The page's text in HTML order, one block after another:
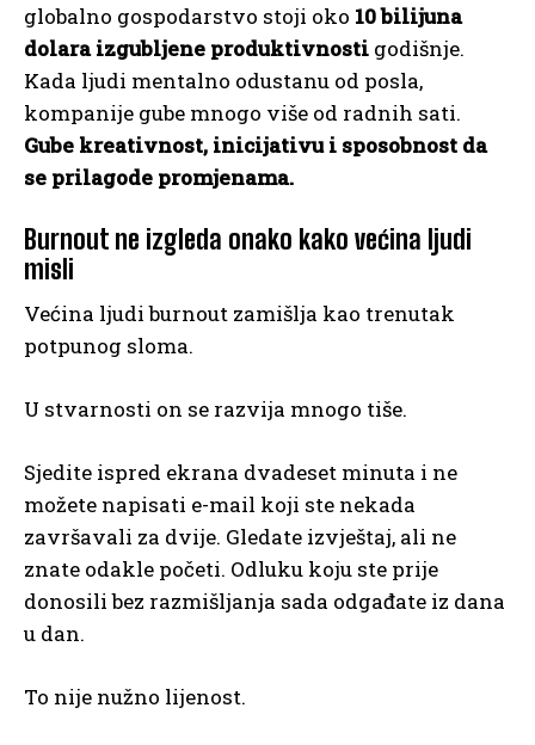
globalno gospodarstvo stoji oko 10 bilijuna
dolara izgubljene produktivnosti godišnje.
Kada ljudi mentalno odustanu od posla,
kompanije gube mnogo više od radnih sati.
Gube kreativnost, inicijativu i sposobnost da
se prilagode promjenama.
Burnout ne izgleda onako kako većina ljudi
misli
Većina ljudi burnout zamišlja kao trenutak
potpunog sloma.
U stvarnosti on se razvija mnogo tiše.
Sjedite ispred ekrana dvadeset minuta i ne
možete napisati e-mail koji ste nekada
završavali za dvije. Gledate izvještaj, ali ne
znate odakle početi. Odluku koju ste prije
donosili bez razmišljanja sada odgađate iz dana
u dan.
To nije nužno lijenost.